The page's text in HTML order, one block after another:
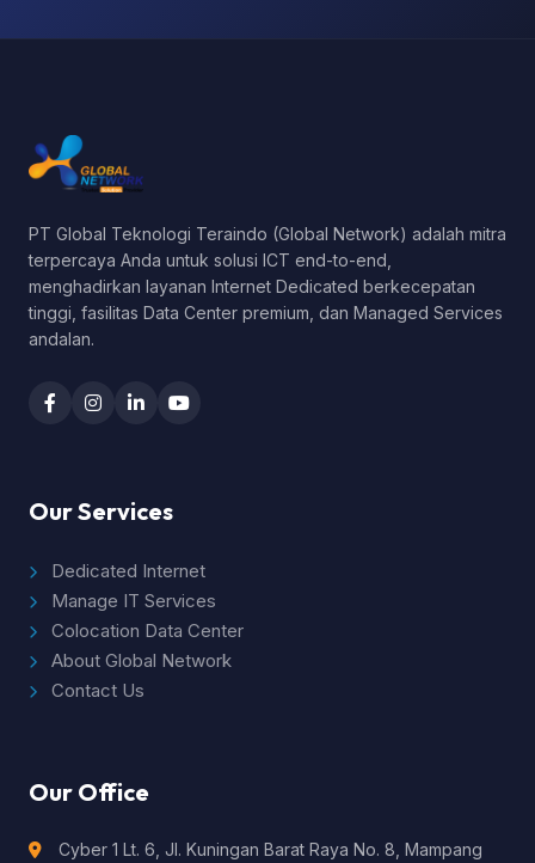
PT Global Teknologi Teraindo (Global Network) adalah mitra
terpercaya Anda untuk solusi ICT end-to-end,
menghadirkan layanan Internet Dedicated berkecepatan
tinggi, fasilitas Data Center premium, dan Managed Services
andalan.
Our Services
Dedicated Internet
Manage IT Services
Colocation Data Center
About Global Network
Contact Us
Our Office
Cyber 1 Lt. 6, Jl. Kuningan Barat Raya No. 8, Mampang